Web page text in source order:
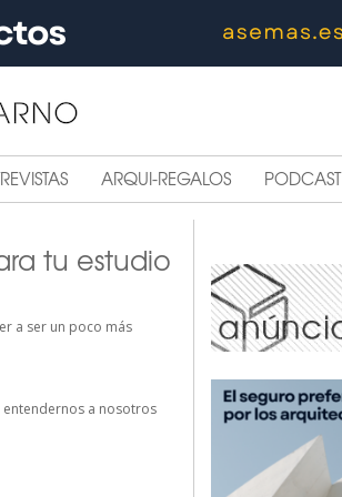
ARQUI-REGALOS PODCAST
tu estudio
a ser un poco más
a nosotros